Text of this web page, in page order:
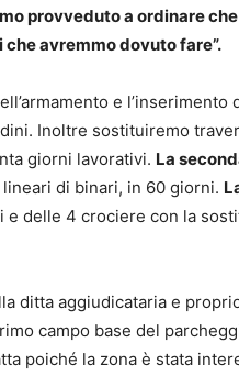
provveduto a ordinare
avremmo dovuto fare”.
e l’inserimento
Inoltre sostituiremo
giorni lavorativi. La
di binari, in 60 giorni.
delle 4 crociere con la
ditta aggiudicataria e
campo base del
poiché la zona è stata